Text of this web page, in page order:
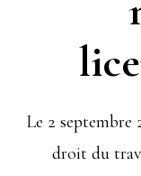
Le 2 septembre
droit du